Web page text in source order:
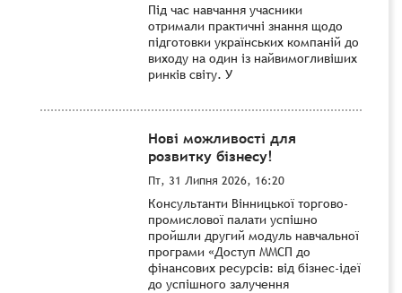
Під час навчання учасники
отримали практичні знання щодо
підготовки українських компаній до
виходу на один із найвимогливіших
ринків світу. У
Нові можливості для
розвитку бізнесу!
Пт, 31 Липня 2026, 16:20
Консультанти Вінницької торгово-
промислової палати успішно
пройшли другий модуль навчальної
програми «Доступ ММСП до
фінансових ресурсів: від бізнес-ідеї
до успішного залучення